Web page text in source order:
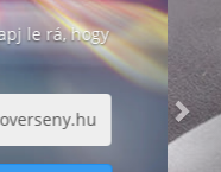
csapj le rá, hogy
@play.hu